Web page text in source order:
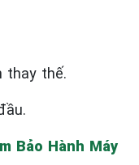
thay thế.
Bảo Hành Máy